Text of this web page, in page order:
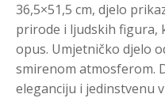
36,5×51,5 cm, djelo
prirode i ljudskih figura,
opus. Umjetničko djelo
smirenom atmosferom.
eleganciju i jedinstvenu